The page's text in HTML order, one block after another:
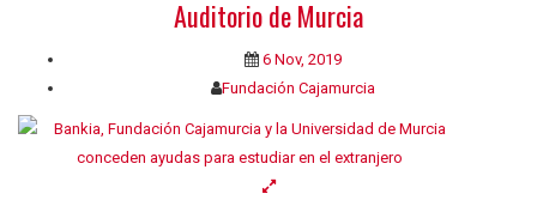
Auditorio de Murcia
6 Nov, 2019
Fundación Cajamurcia